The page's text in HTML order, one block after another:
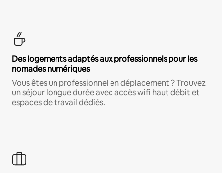
Des logements adaptés aux professionnels pour les
nomades numériques
Vous êtes un professionnel en déplacement ? Trouvez
un séjour longue durée avec accès wifi haut débit et
espaces de travail dédiés.